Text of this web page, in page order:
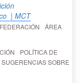
| MCT
ÁREA
POLÍTICA DE
SUGERENCIAS SOBRE